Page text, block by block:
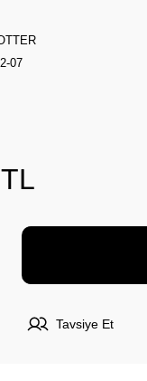
07
Tavsiye Et